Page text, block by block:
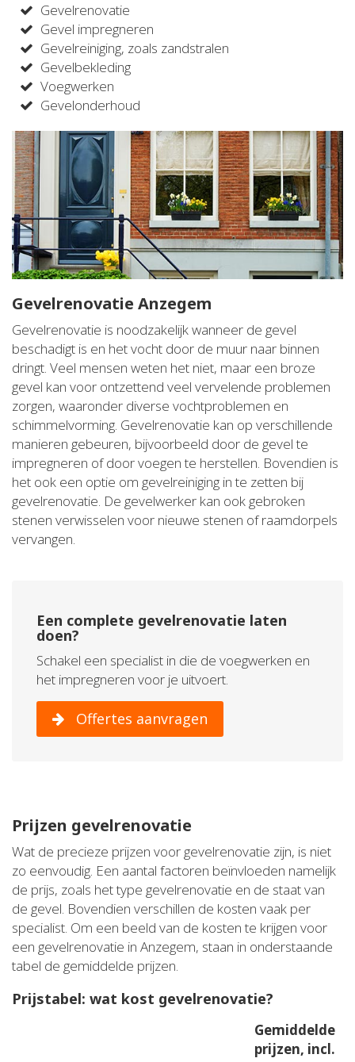
Gevelrenovatie
Gevel impregneren
Gevelreiniging, zoals zandstralen
Gevelbekleding
Voegwerken
Gevelonderhoud
Gevelrenovatie Anzegem
Gevelrenovatie is noodzakelijk wanneer de gevel
beschadigt is en het vocht door de muur naar binnen
dringt. Veel mensen weten het niet, maar een broze
gevel kan voor ontzettend veel vervelende problemen
zorgen, waaronder diverse vochtproblemen en
schimmelvorming. Gevelrenovatie kan op verschillende
manieren gebeuren, bijvoorbeeld door de gevel te
impregneren of door voegen te herstellen. Bovendien is
het ook een optie om gevelreiniging in te zetten bij
gevelrenovatie. De gevelwerker kan ook gebroken
stenen verwisselen voor nieuwe stenen of raamdorpels
vervangen.
Een complete gevelrenovatie laten
doen?
Schakel een specialist in die de voegwerken en
het impregneren voor je uitvoert.
Offertes aanvragen
Prijzen gevelrenovatie
Wat de precieze prijzen voor gevelrenovatie zijn, is niet
zo eenvoudig. Een aantal factoren beïnvloeden namelijk
de prijs, zoals het type gevelrenovatie en de staat van
de gevel. Bovendien verschillen de kosten vaak per
specialist. Om een beeld van de kosten te krijgen voor
een gevelrenovatie in Anzegem, staan in onderstaande
tabel de gemiddelde prijzen.
Prijstabel: wat kost gevelrenovatie?
Gemiddelde
prijzen, incl.